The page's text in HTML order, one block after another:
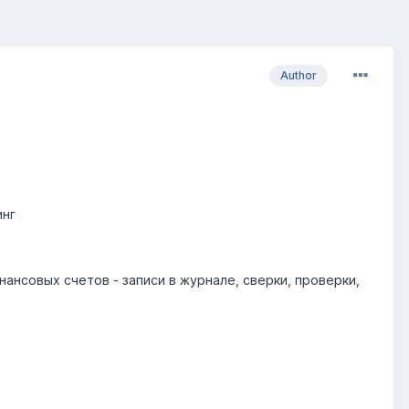
Author
счетов - записи в журнале, сверки, проверки,